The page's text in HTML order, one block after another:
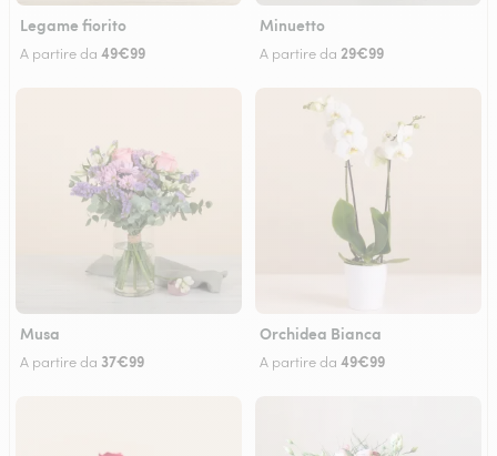
Legame fiorito
A partire da 49€99
Minuetto
A partire da 29€99
Musa
A partire da 37€99
Orchidea Bianca
A partire da 49€99